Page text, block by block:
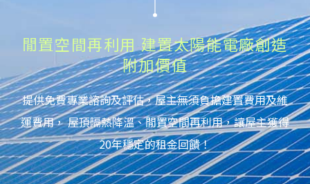
閒置空間再利用 建置太陽能電廠創造
附加價值
提供免費專業諮詢及評估，屋主無須負擔建置費用及維
運費用，屋頂隔熱降溫、閒置空間再利用，讓屋主獲得
20年穩定的租金回饋！